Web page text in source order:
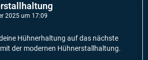
2025 um 17:09
Hühnerhaltung auf das nächste
mit der modernen Hühnerstallhaltung.